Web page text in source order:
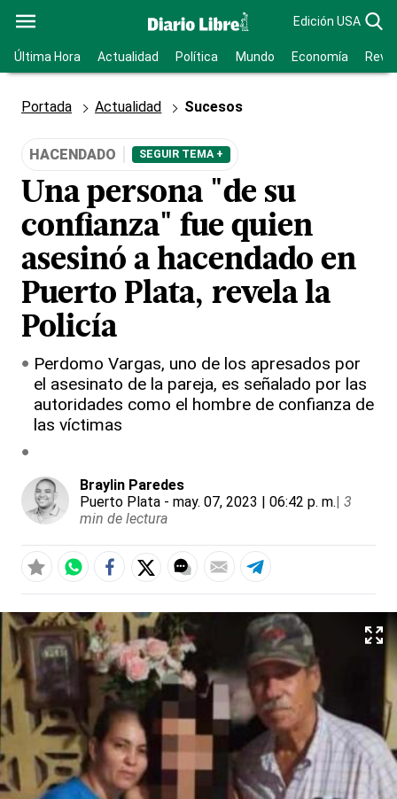
Edición USA
Última Hora Actualidad Política Mundo Economía
Portada Actualidad Sucesos
HACENDADO SEGUIR TEMA +
Una persona "de su
confianza" fue quien
asesinó a hacendado en
Puerto Plata, revela la
Policía
Perdomo Vargas, uno de los apresados por
el asesinato de la pareja, es señalado por las
autoridades como el hombre de confianza de
las víctimas
Braylin Paredes
Puerto Plata - may. 07, 2023 | 06:42 p. m.| 3
min de lectura